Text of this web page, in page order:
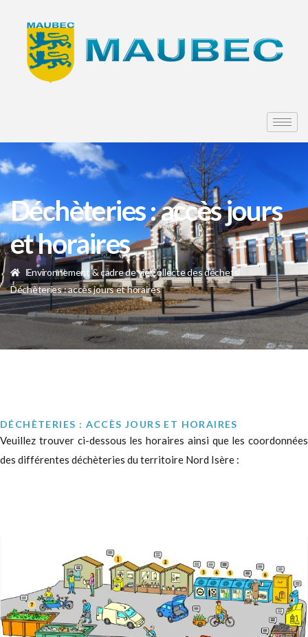
Déchèteries : accès jours
et horaires
Environnement & cadre de vieCollecte des déchets
Déchèteries : accès jours et horaires
DÉCHÈTERIES : ACCÈS JOURS ET HORAIRES
Veuillez trouver ci-dessous les horaires ainsi que les coordonnées
des différentes déchèteries du territoire Nord Isère :